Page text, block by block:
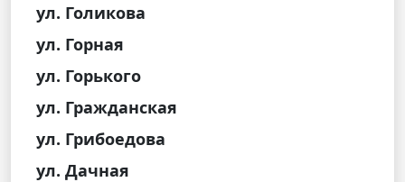
ул. Голикова
ул. Горная
ул. Горького
ул. Гражданская
ул. Грибоедова
ул. Дачная